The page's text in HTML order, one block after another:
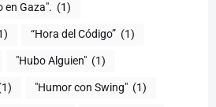
en Gaza". (1)
(1)
"Hubo Alguien" (1)
"Humor con Swing" (1)